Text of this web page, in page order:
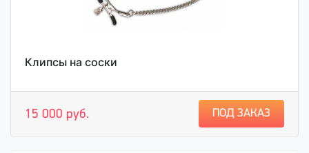
Клипсы на соски
15 000 руб. ПОД ЗАКАЗ